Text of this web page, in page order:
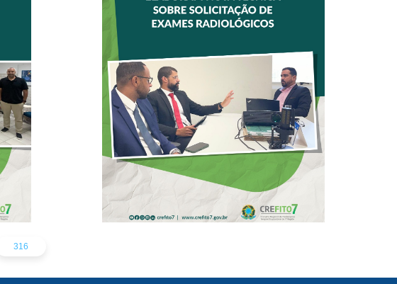
CREFITO-7 E CRTR-
08 INICIAM
ELABORAÇÃO DE
NOTA TÉCNICA
SOLICITAÇÃO DE
EXAMES
RADIOLÓGICOS
316